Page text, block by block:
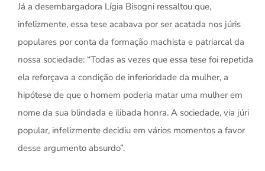
Já a desembargadora Lígia Bisogni ressaltou que,
infelizmente, essa tese acabava por ser acatada nos júris
populares por conta da formação machista e patriarcal da
nossa sociedade: “Todas as vezes que essa tese foi repetida
ela reforçava a condição de inferioridade da mulher, a
hipótese de que o homem poderia matar uma mulher em
nome da sua blindada e ilibada honra. A sociedade, via júri
popular, infelizmente decidiu em vários momentos a favor
desse argumento absurdo”.